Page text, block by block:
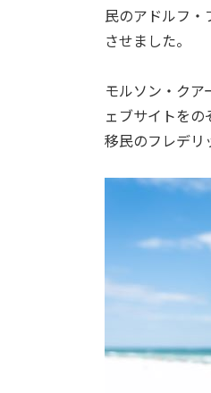
民のアドルフ
させました。
モルソン・ク
ェブサイトを
移民のフレデリ